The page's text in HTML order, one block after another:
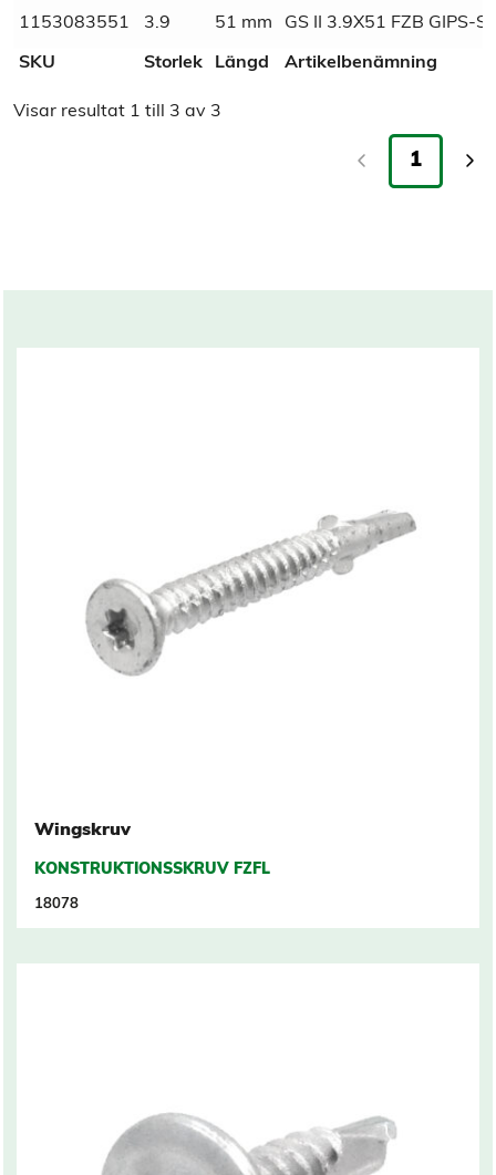
Ytbehandling Blankförzinkad
1153083551 3.9 51 mm GS II 3.9X51 FZB GIPS-
SKU Storlek Längd Artikelbenämning
Visar resultat 1 till 3 av 3
1
Wingskruv
KONSTRUKTIONSSKRUV FZFL
18078